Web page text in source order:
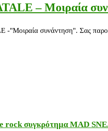
– Μοιραία
-"Μοιραία συνάντηση". Σας
συγκρότημα MAD